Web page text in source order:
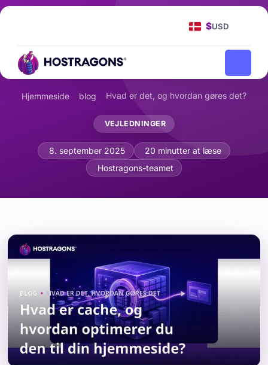
$USD
Hjemmeside blog Hvad er det, og hvordan gøres det?
VEJLEDNINGER
Hvad er cache, og hvordan optimerer
8. september 2025
20 minutter at læse
Hostragons-teamet